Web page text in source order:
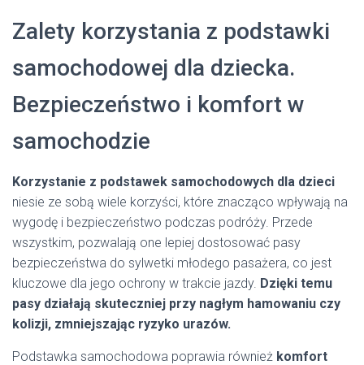
Zalety korzystania z podstawki
samochodowej dla dziecka.
Bezpieczeństwo i komfort w
samochodzie
Korzystanie z podstawek samochodowych dla dzieci
niesie ze sobą wiele korzyści, które znacząco wpływają na
wygodę i bezpieczeństwo podczas podróży. Przede
wszystkim, pozwalają one lepiej dostosować pasy
bezpieczeństwa do sylwetki młodego pasażera, co jest
kluczowe dla jego ochrony w trakcie jazdy. Dzięki temu
pasy działają skuteczniej przy nagłym hamowaniu czy
kolizji, zmniejszając ryzyko urazów.
Podstawka samochodowa poprawia również komfort